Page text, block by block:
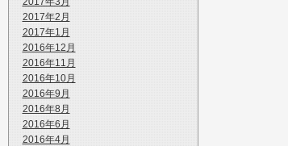
2017年2月
2017年1月
2016年12月
2016年11月
2016年10月
2016年9月
2016年8月
2016年6月
2016年4月